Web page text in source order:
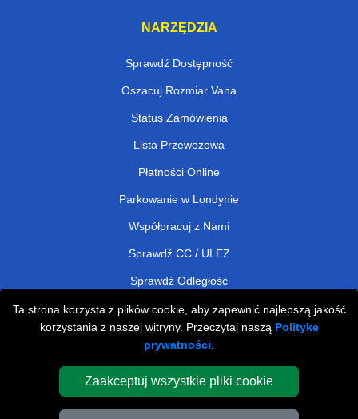
Ta strona korzysta z plików cookie, aby zapewnić najlepszą jakość
korzystania z naszej witryny. Przeczytaj naszą Politykę
prywatności
Zaakceptuj wszystkie pliki cookie
NARZĘDZIA
Sprawdź Dostępność
Oszacuj Rozmiar Vana
Status Zamówienia
Lista Przewozowa
Płatności Online
Parkowanie w Londynie
Współpracuj z Nami
Sprawdź CC / ULEZ
Sprawdź Odległość
Man and Van Removals